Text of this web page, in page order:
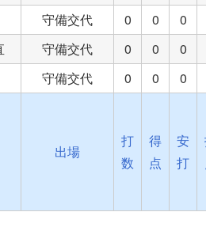
守備交代 0 0
0
守備交代 0 0
0
守備交代 0 0 0
出場
打
数
得
点
安
打